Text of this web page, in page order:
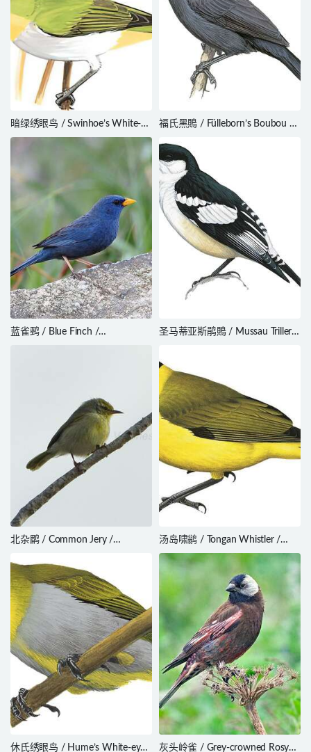
暗绿绣眼鸟 / Swinhoe’s White-
eye / Zosterops simplex
福氏黑鵙 / Fülleborn’s Boubou /
蓝雀鹀 / Blue Finch /
圣马蒂亚斯鹃鵙 / Mussau Triller /
北杂鹛 / Common Jery /
汤岛啸鹟 / Tongan Whistler /
Pachycephala jacquinoti
休氏绣眼鸟 / Hume’s White-eye /
灰头岭雀 / Grey-crowned Rosy